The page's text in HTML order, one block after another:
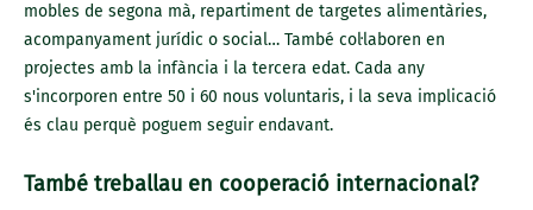
mobles de segona mà, repartiment de targetes alimentàries,
acompanyament jurídic o social… També col·laboren en
projectes amb la infància i la tercera edat. Cada any
s'incorporen entre 50 i 60 nous voluntaris, i la seva implicació
és clau perquè poguem seguir endavant.
També treballau en cooperació internacional?